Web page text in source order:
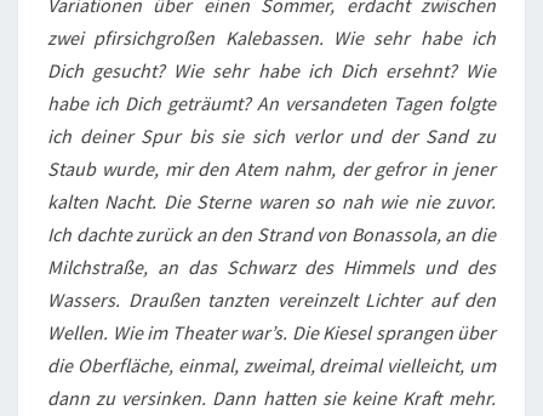
Variationen über einen Sommer, erdacht zwischen
zwei pfirsichgroßen Kalebassen. Wie sehr habe ich
Dich gesucht? Wie sehr habe ich Dich ersehnt? Wie
habe ich Dich geträumt? An versandeten Tagen folgte
ich deiner Spur bis sie sich verlor und der Sand zu
Staub wurde, mir den Atem nahm, der gefror in jener
kalten Nacht. Die Sterne waren so nah wie nie zuvor.
Ich dachte zurück an den Strand von Bonassola, an die
Milchstraße, an das Schwarz des Himmels und des
Wassers. Draußen tanzten vereinzelt Lichter auf den
Wellen. Wie im Theater war’s. Die Kiesel sprangen über
die Oberfläche, einmal, zweimal, dreimal vielleicht, um
dann zu versinken. Dann hatten sie keine Kraft mehr.